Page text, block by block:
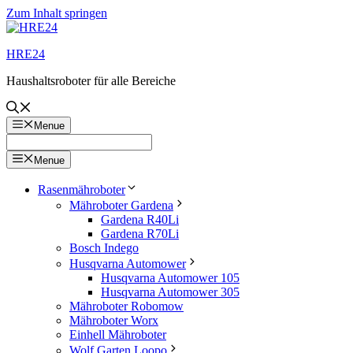
Zum Inhalt springen
HRE24
Haushaltsroboter für alle Bereiche
Menue
Menue
Rasenmähroboter
Mähroboter Gardena
Gardena R40Li
Gardena R70Li
Bosch Indego
Husqvarna Automower
Husqvarna Automower 105
Husqvarna Automower 305
Mähroboter Robomow
Mähroboter Worx
Einhell Mähroboter
Wolf Garten Loopo